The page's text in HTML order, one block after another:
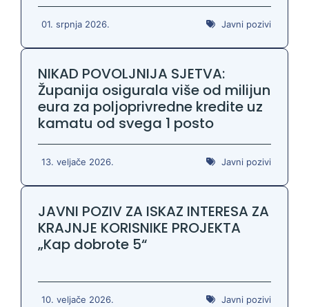
01. srpnja 2026. Javni pozivi
NIKAD POVOLJNIJA SJETVA:
Županija osigurala više od milijun
eura za poljoprivredne kredite uz
kamatu od svega 1 posto
13. veljače 2026. Javni pozivi
JAVNI POZIV ZA ISKAZ INTERESA ZA
KRAJNJE KORISNIKE PROJEKTA
„Kap dobrote 5“
10. veljače 2026. Javni pozivi